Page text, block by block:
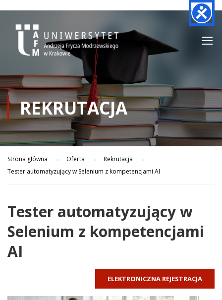
REKRUTACJA
Strona główna Oferta
Rekrutacja
Tester automatyzujący w Selenium z kompetencjami AI
Tester automatyzujący w
Selenium z kompetencjami
AI
ELEKTRONICZNA REJESTRACJA